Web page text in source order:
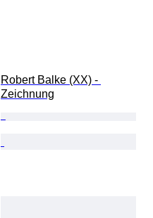
Robert Balke (XX) -
Zeichnung